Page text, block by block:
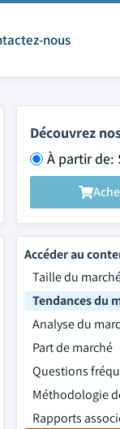
nous
Découvrez
À partir de:
Accéder au
Taille du
Tendances du
Analyse du
Part de marché
Questions
Méthodologie
Rapports